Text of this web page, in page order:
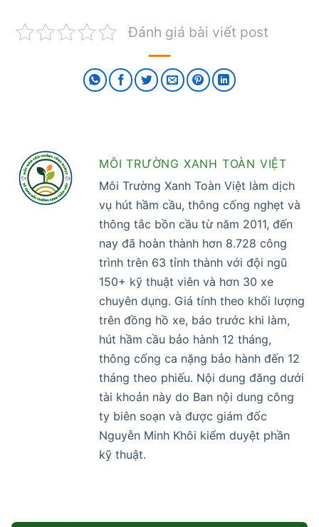
Đánh giá bài viết post
MÔI TRƯỜNG XANH TOÀN VIỆT
Môi Trường Xanh Toàn Việt làm dịch
vụ hút hầm cầu, thông cống nghẹt và
thông tắc bồn cầu từ năm 2011, đến
nay đã hoàn thành hơn 8.728 công
trình trên 63 tỉnh thành với đội ngũ
150+ kỹ thuật viên và hơn 30 xe
chuyên dụng. Giá tính theo khối lượng
trên đồng hồ xe, báo trước khi làm,
hút hầm cầu bảo hành 12 tháng,
thông cống ca nặng bảo hành đến 12
tháng theo phiếu. Nội dung đăng dưới
tài khoản này do Ban nội dung công
ty biên soạn và được giám đốc
Nguyễn Minh Khôi kiểm duyệt phần
kỹ thuật.